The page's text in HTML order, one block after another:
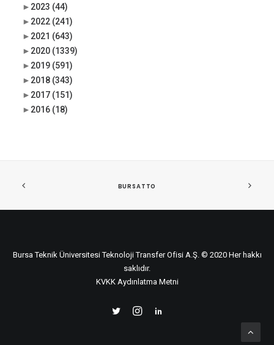
► 2023 (44)
► 2022 (241)
► 2021 (643)
► 2020 (1339)
► 2019 (591)
► 2018 (343)
► 2017 (151)
► 2016 (18)
BURSATTO
Bursa Teknik Üniversitesi Teknoloji Transfer Ofisi A.Ş. © 2020 Her hakkı
saklıdır.
KVKK Aydınlatma Metni